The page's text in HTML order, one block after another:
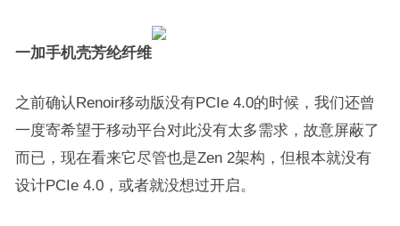
一加手机壳芳纶纤维
之前确认Renoir移动版没有PCIe 4.0的时候，我们还曾
一度寄希望于移动平台对此没有太多需求，故意屏蔽了
而已，现在看来它尽管也是Zen 2架构，但根本就没有
设计PCIe 4.0，或者就没想过开启。